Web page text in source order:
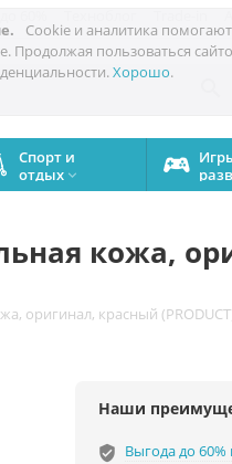
Cookie и аналитика
Продолжая пользоваться
Хорошо.
Спорт и
отдых 
кожа,
оригинал, красный
Наши
verified_user Выгода до